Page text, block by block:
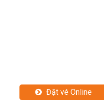
Đặt vé Online